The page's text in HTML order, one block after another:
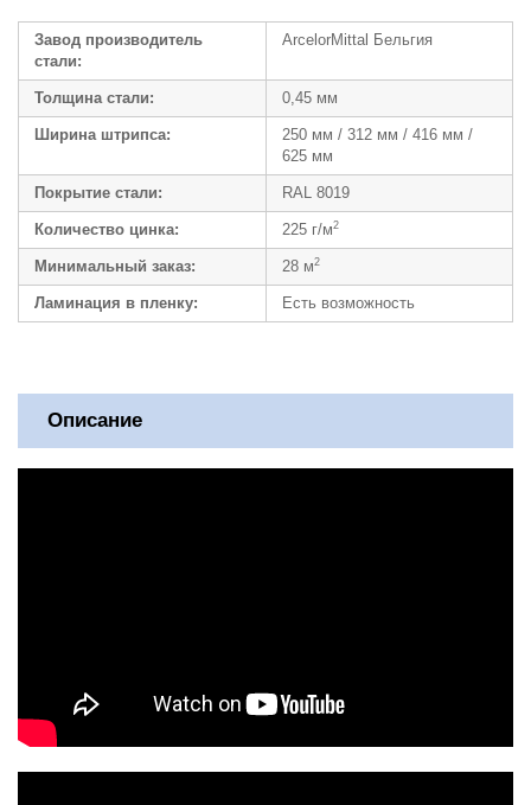
Завод производитель
стали:
ArcelorMittal Бельгия
Толщина стали: 0,45 мм
Ширина штрипса:
250 мм / 312 мм / 416 мм /
625 мм
Покрытие стали: RAL 8019
Количество цинка: 225 г/м2
Минимальный заказ: 28 м2
Ламинация в пленку: Есть возможность
Описание